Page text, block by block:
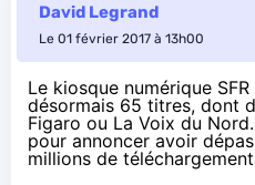
David Legrand
Le 01 février 2017 à 13h00
Le kiosque numérique
désormais 65 titres, dont
Figaro ou La Voix du
pour annoncer avoir
millions de